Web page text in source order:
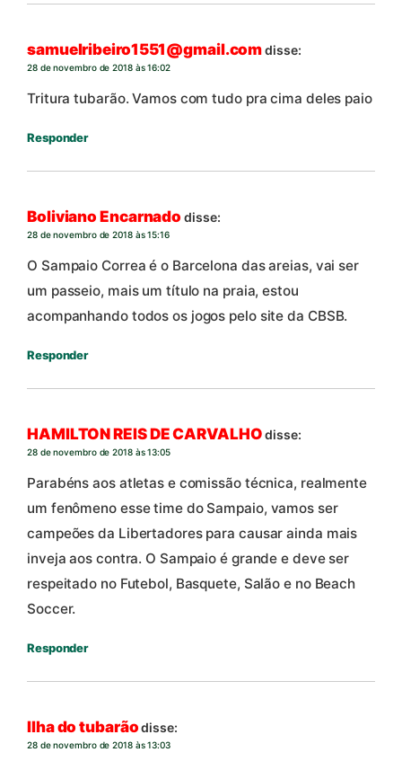
samuelribeiro1551@gmail.comdisse:
28 de novembro de 2018 às 16:02
Tritura tubarão. Vamos com tudo pra cima deles paio
Responder
Boliviano Encarnado disse:
28 de novembro de 2018 às 15:16
O Sampaio Correa é o Barcelona das areias, vai ser
um passeio, mais um título na praia, estou
acompanhando todos os jogos pelo site da CBSB.
Responder
HAMILTON REIS DE CARVALHO disse:
28 de novembro de 2018 às 13:05
Parabéns aos atletas e comissão técnica, realmente
um fenômeno esse time do Sampaio, vamos ser
campeões da Libertadores para causar ainda mais
inveja aos contra. O Sampaio é grande e deve ser
respeitado no Futebol, Basquete, Salão e no Beach
Soccer.
Responder
Ilha do tubarão disse:
28 de novembro de 2018 às 13:03